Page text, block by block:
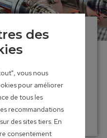
réunies
issus de la
et de
115 kW
des
vous nous
pour améliorer
de tous les
recommandations
des sites tiers. En
consentement